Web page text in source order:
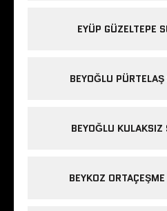
EYÜP GÜZELTEPE
BEYOĞLU
BEYOĞLU
BEYKOZ